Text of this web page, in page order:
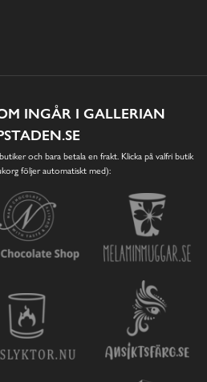
INGÅR I GALLERIAN
och bara betala en frakt. Klicka på valfri butik
följer automatiskt med):